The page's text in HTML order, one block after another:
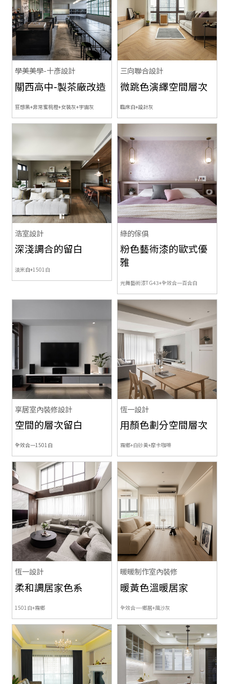
學美美學-十彥設計
關西高中-製茶廠改造
狂想黑+非常蜜桃橙+女裝灰+宇宙灰
三向聯合設計
微跳色演繹空間層次
臨床白+設計灰
浩室設計
深淺調合的留白
淡米白+1501白
綠的傢俱
粉色藝術漆的歐式優
雅
光舞藝術漆TG43+全效合一百合白
享居室內裝修設計
空間的層次留白
全效合一1501白
恆一設計
用顏色劃分空間層次
霧鄉+白砂黃+摩卡咖啡
恆一設計
柔和調居家色系
1501白+霧鄉
暖暖制作室內裝修
暖黃色溫暖居家
全效合一-鄉居+風沙灰